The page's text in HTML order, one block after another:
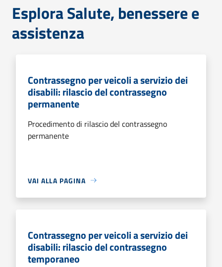
Esplora Salute, benessere e
assistenza
Contrassegno per veicoli a servizio dei
disabili: rilascio del contrassegno
permanente
Procedimento di rilascio del contrassegno
permanente
VAI ALLA PAGINA
Contrassegno per veicoli a servizio dei
disabili: rilascio del contrassegno
temporaneo